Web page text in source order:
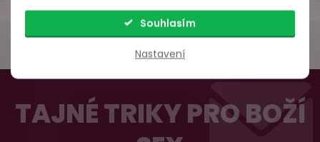
Nastavení
Souhlasím
98% spokojenost
dlerecenzí ověřených zakazníků na Heuréce
TAJNÉ TRIKY PRO BOŽÍ